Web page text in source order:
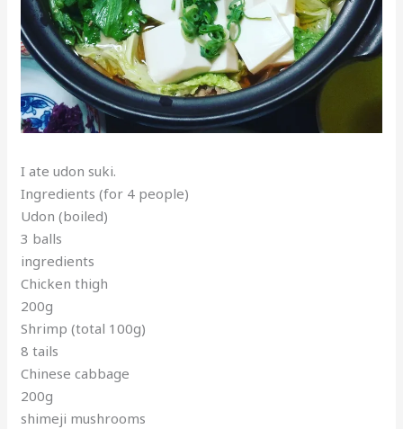
I ate udon suki.
Ingredients (for 4 people)
Udon (boiled)
3 balls
ingredients
Chicken thigh
200g
Shrimp (total 100g)
8 tails
Chinese cabbage
200g
shimeji mushrooms